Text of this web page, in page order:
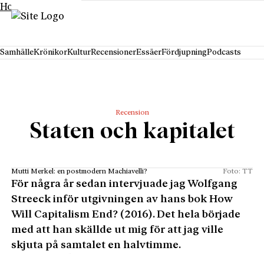
Hoppa till innehåll
SamhälleKrönikorKulturRecensionerEssäerFördjupningPodcasts
Recension
Staten och kapitalet
Mutti Merkel: en postmodern Machiavelli? Foto: TT
För några år sedan intervjuade jag Wolfgang
Streeck inför utgivningen av hans bok How
Will Capitalism End? (2016). Det hela började
med att han skällde ut mig för att jag ville
skjuta på samtalet en halvtimme.